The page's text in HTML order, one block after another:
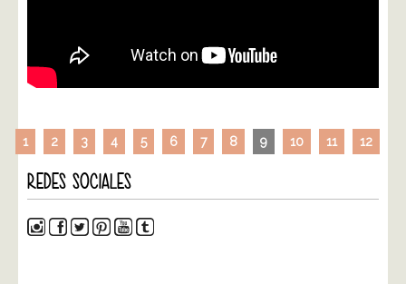
1 2 3 4 5 6 7 8 9 10 11 12
REDES SOCIALES